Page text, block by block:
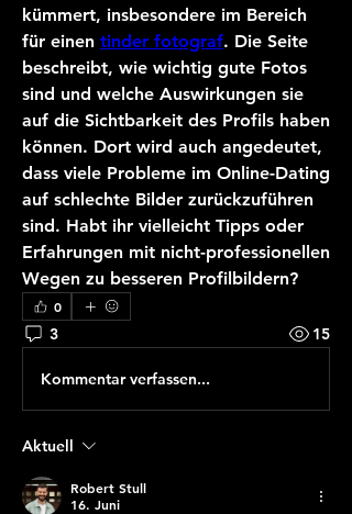
kümmert, insbesondere im Bereich
für einen tinder fotograf. Die Seite
beschreibt, wie wichtig gute Fotos
sind und welche Auswirkungen sie
auf die Sichtbarkeit des Profils haben
können. Dort wird auch angedeutet,
dass viele Probleme im Online-Dating
auf schlechte Bilder zurückzuführen
sind. Habt ihr vielleicht Tipps oder
Erfahrungen mit nicht-professionellen
Wegen zu besseren Profilbildern?
0
3 15
Kommentar verfassen...
Aktuell
Robert Stull
16. Juni